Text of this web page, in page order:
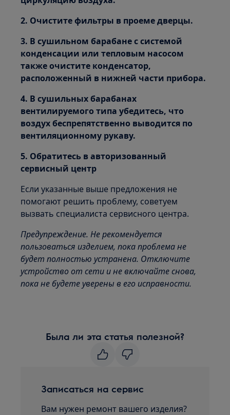
2. Очистите фильтры в проеме дверцы.
3. В сушильном барабане с системой
конденсации или тепловым насосом
также очистите конденсатор,
расположенный в нижней части прибора.
4. В сушильных барабанах
вентилируемого типа убедитесь, что
воздух беспрепятственно выводится по
вентиляционному рукаву.
5. Обратитесь в авторизованный
сервисный центр
Если указанные выше предложения не
помогают решить проблему, советуем
вызвать специалиста сервисного центра.
Предупреждение. Не рекомендуется
пользоваться изделием, пока проблема не
будет полностью устранена. Отключите
устройство от сети и не включайте снова,
пока не будете уверены в его исправности.
Была ли эта статья полезной?
Записаться на сервис
Вам нужен ремонт вашего изделия?